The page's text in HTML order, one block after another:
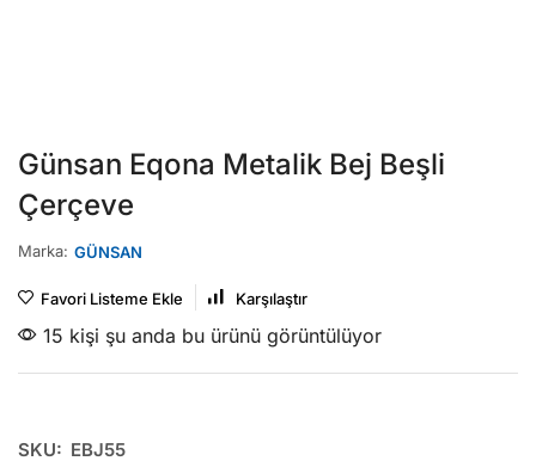
Günsan Eqona Metalik Bej Beşli
Çerçeve
Marka: GÜNSAN
Favori Listeme Ekle Karşılaştır
15 kişi şu anda bu ürünü görüntülüyor
SKU: EBJ55